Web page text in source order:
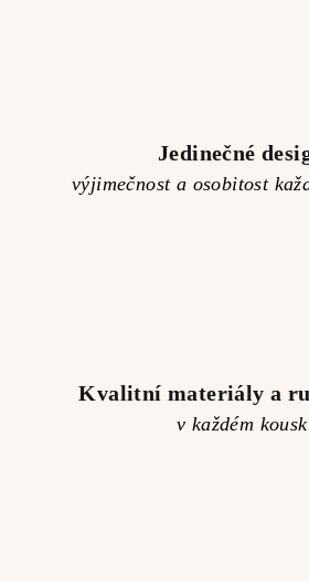
Jedinečné
výjimečnost a osobitost
Kvalitní materiály a
v každém